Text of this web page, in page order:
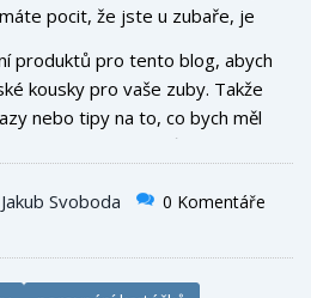
pocit, že jste u zubaře, je
produktů pro tento blog, abych
kousky pro vaše zuby. Takže
nebo tipy na to, co bych měl
do komentářů. Ať už vás
přeci jenom, úsměv je nejlepší
Jakub Svoboda 0 Komentáře